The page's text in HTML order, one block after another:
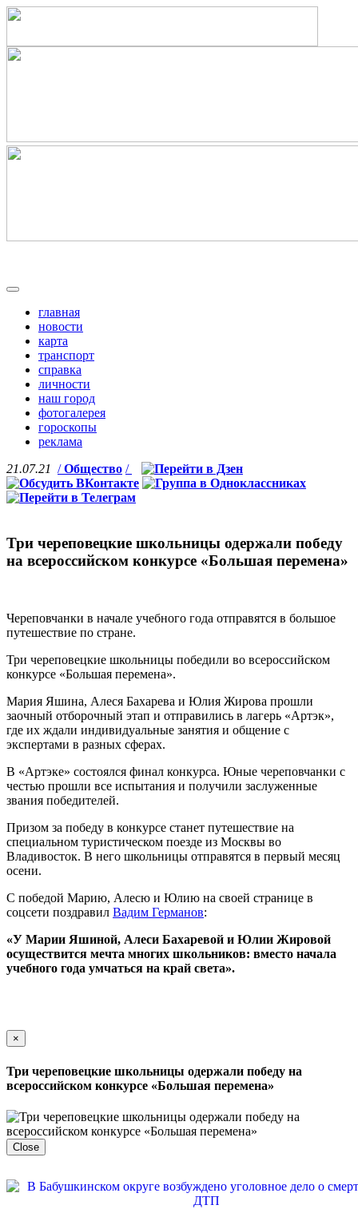
главная
новости
карта
транспорт
справка
личности
наш город
фотогалерея
гороскопы
реклама
21.07.21 /Общество /
Три череповецкие школьницы одержали победу
на всероссийском конкурсе «Большая перемена»
Череповчанки в начале учебного года отправятся в большое
путешествие по стране.
Три череповецкие школьницы победили во всероссийском
конкурсе «Большая перемена».
Мария Яшина, Алеся Бахарева и Юлия Жирова прошли
заочный отборочный этап и отправились в лагерь «Артэк»,
где их ждали индивидуальные занятия и общение с
экспертами в разных сферах.
В «Артэке» состоялся финал конкурса. Юные череповчанки с
честью прошли все испытания и получили заслуженные
звания победителей.
Призом за победу в конкурсе станет путешествие на
специальном туристическом поезде из Москвы во
Владивосток. В него школьницы отправятся в первый месяц
осени.
С победой Марию, Алесю и Юлию на своей странице в
соцсети поздравил Вадим Германов:
«У Марии Яшиной, Алеси Бахаревой и Юлии Жировой
осуществится мечта многих школьников: вместо начала
учебного года умчаться на край света».
×
Три череповецкие школьницы одержали победу на
всероссийском конкурсе «Большая перемена»
Close